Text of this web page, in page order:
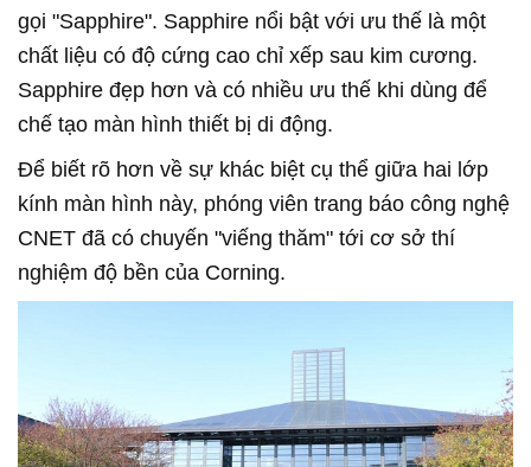
gọi "Sapphire". Sapphire nổi bật với ưu thế là một
chất liệu có độ cứng cao chỉ xếp sau kim cương.
Sapphire đẹp hơn và có nhiều ưu thế khi dùng để
chế tạo màn hình thiết bị di động.
Để biết rõ hơn về sự khác biệt cụ thể giữa hai lớp
kính màn hình này, phóng viên trang báo công nghệ
CNET đã có chuyến "viếng thăm" tới cơ sở thí
nghiệm độ bền của Corning.